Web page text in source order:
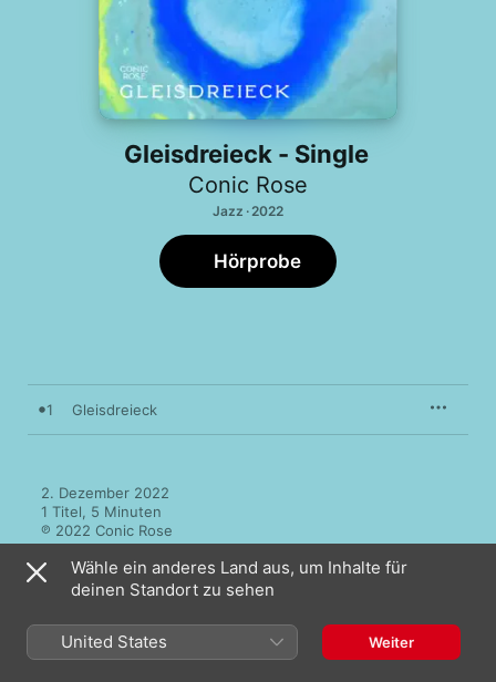
Gleisdreieck - Single
Conic Rose
Jazz · 2022
Hörprobe
1 Gleisdreieck
2. Dezember 2022
1 Titel, 5 Minuten
℗ 2022 Conic Rose
Mehr von Conic Rose
Wähle ein anderes Land aus, um Inhalte für
deinen Standort zu sehen
United States Weiter